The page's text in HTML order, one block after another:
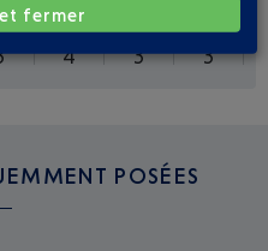
VEN
4 3 3
POSÉES
fermer